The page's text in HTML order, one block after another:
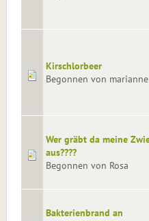
Kirschlorbeer
Begonnen von marianne
Wer gräbt da meine
aus????
Begonnen von Rosa
Bakterienbrand an